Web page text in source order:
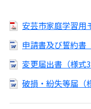
安芸市家庭学習用
申請書及び誓約書
変更届出書（様式
破損・紛失等届（